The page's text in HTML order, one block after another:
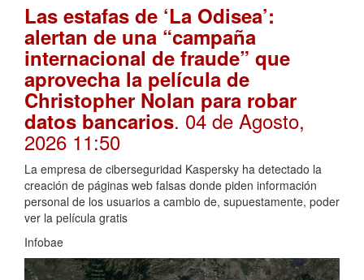
Las estafas de ‘La Odisea’:
alertan de una “campaña
internacional de fraude” que
aprovecha la película de
Christopher Nolan para robar
datos bancarios. 04 de Agosto,
2026 11:50
La empresa de ciberseguridad Kaspersky ha detectado la
creación de páginas web falsas donde piden información
personal de los usuarios a cambio de, supuestamente, poder
ver la película gratis
Infobae